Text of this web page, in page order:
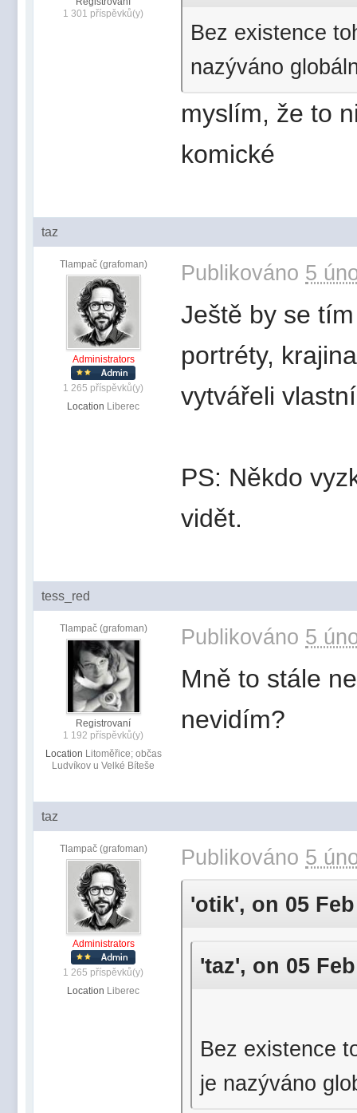
1 301 příspěvků(y)
Bez existence
nazýváno
myslím, že to
komické
taz
Tlampač (grafoman)
Administrators
1 265 příspěvků(y)
Location Liberec
Publikováno 5
Ještě by se
portréty,
vytvářeli
PS: Někdo
vidět.
tess_red
Tlampač (grafoman)
Registrovaní
1 192 příspěvků(y)
Location Litoměřice; občas
Ludvíkov u Velké Bíteše
Publikováno 5
Mně to stále
nevidím?
taz
Tlampač (grafoman)
Administrators
1 265 příspěvků(y)
Location Liberec
Publikováno 5
'otik', on 05
'taz', on 05
Bez existence
je nazýváno